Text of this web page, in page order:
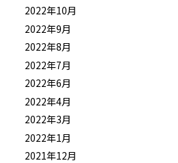
2022年10月
2022年9月
2022年8月
2022年7月
2022年6月
2022年4月
2022年3月
2022年1月
2021年12月